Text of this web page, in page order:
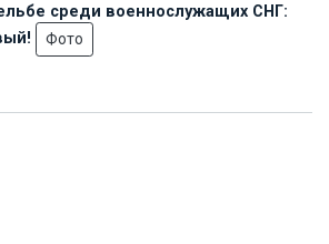
среди военнослужащих СНГ:
Фото